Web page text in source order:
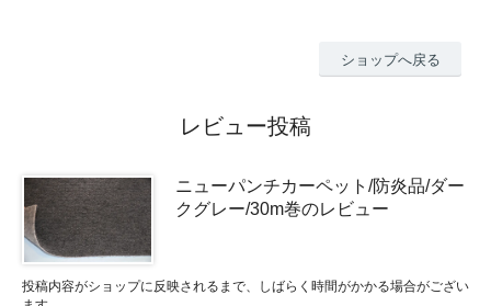
ショップへ戻る
レビュー投稿
ニューパンチカーペット/防炎品/ダー
クグレー/30m巻のレビュー
投稿内容がショップに反映されるまで、しばらく時間がかかる場合がござい